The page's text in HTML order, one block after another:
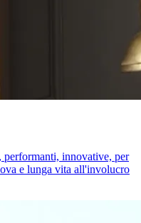
innovative, per
e lunga vita all'involucro